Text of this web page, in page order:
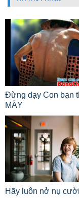
Đừng dạy Con bạn
MÀY
Hãy luôn nở nụ cười